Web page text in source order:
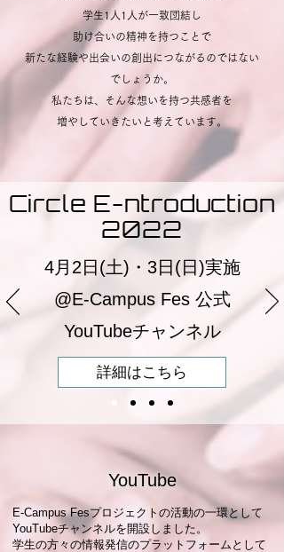
学生1人1人が一致団結し
助け合いの精神を持つことで
新たな経験や出会いの創出につながるのではない
でしょうか。
私たちは、そんな想いを持つ共感者を
増やしていきたいと考えています。
Circle E-ntroduction
2022
4月2日(土)・3日(日)​実施
@E-Campus Fes 公式
YouTubeチャンネル
詳細はこちら
YouTube
E-Campus Fesプロジェクトの活動の一環として
YouTubeチャンネルを開設しました。
学生の方々の情報発信のプラットフォームとして